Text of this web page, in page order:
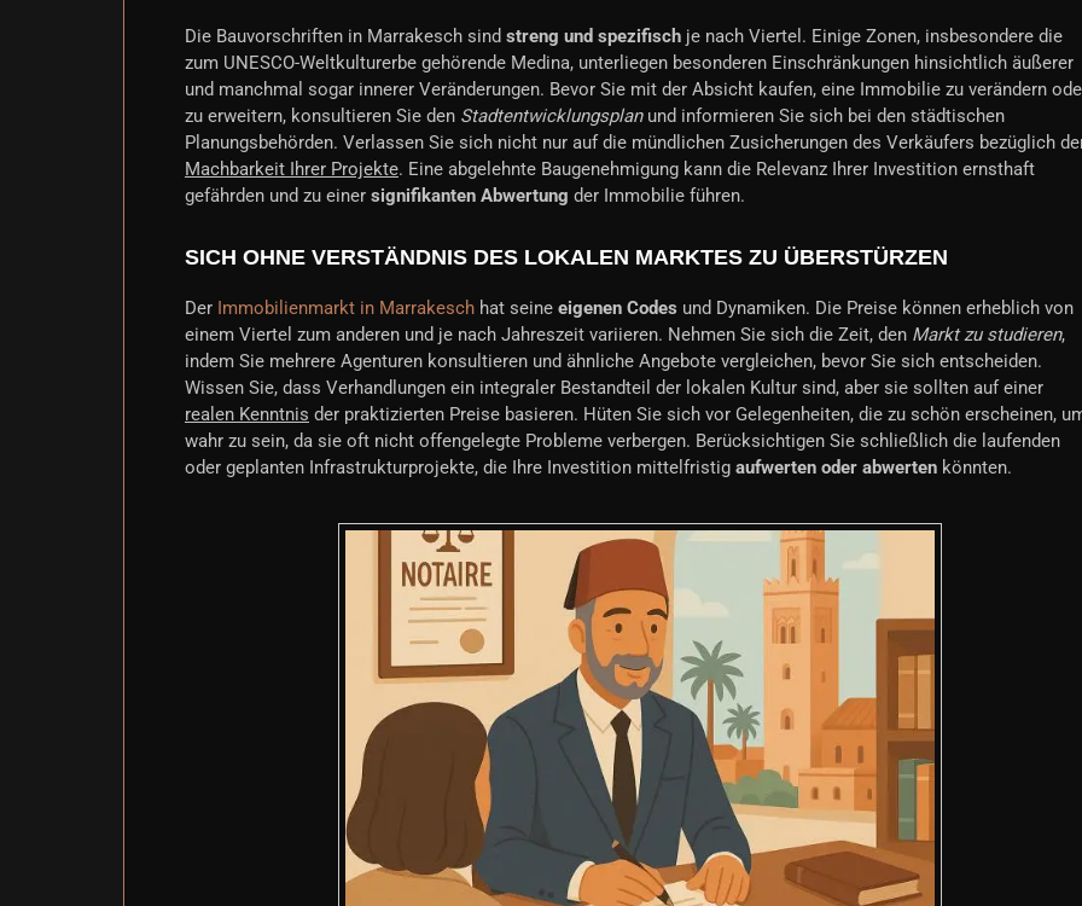
Die Bauvorschriften in Marrakesch sind streng und spezifisch je nach Viertel. Einige Zonen, insbesondere die
zum UNESCO-Weltkulturerbe gehörende Medina, unterliegen besonderen Einschränkungen hinsichtlich äußerer
und manchmal sogar innerer Veränderungen. Bevor Sie mit der Absicht kaufen, eine Immobilie zu verändern
zu erweitern, konsultieren Sie den Stadtentwicklungsplanund informieren Sie sich bei den städtischen
Planungsbehörden. Verlassen Sie sich nicht nur auf die mündlichen Zusicherungen des Verkäufers bezüglich
Machbarkeit Ihrer Projekte. Eine abgelehnte Baugenehmigung kann die Relevanz Ihrer Investition ernsthaft
gefährden und zu einer signifikanten Abwertung der Immobilie führen.
SICH OHNE VERSTÄNDNIS DES LOKALEN MARKTES ZU ÜBERSTÜRZEN
Der Immobilienmarkt in Marrakesch hat seine eigenen Codes und Dynamiken. Die Preise können erheblich von
einem Viertel zum anderen und je nach Jahreszeit variieren. Nehmen Sie sich die Zeit, den Markt zu studieren,
indem Sie mehrere Agenturen konsultieren und ähnliche Angebote vergleichen, bevor Sie sich entscheiden.
Wissen Sie, dass Verhandlungen ein integraler Bestandteil der lokalen Kultur sind, aber sie sollten auf einer
realen Kenntnis der praktizierten Preise basieren. Hüten Sie sich vor Gelegenheiten, die zu schön erscheinen,
wahr zu sein, da sie oft nicht offengelegte Probleme verbergen. Berücksichtigen Sie schließlich die laufenden
oder geplanten Infrastrukturprojekte, die Ihre Investition mittelfristig aufwerten oder abwerten könnten.